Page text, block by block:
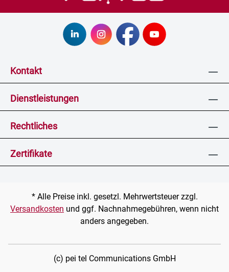
Kontakt
Dienstleistungen
Rechtliches
Zertifikate
* Alle Preise inkl. gesetzl. Mehrwertsteuer zzgl.
Versandkosten und ggf. Nachnahmegebühren, wenn nicht
anders angegeben.
(c) pei tel Communications GmbH